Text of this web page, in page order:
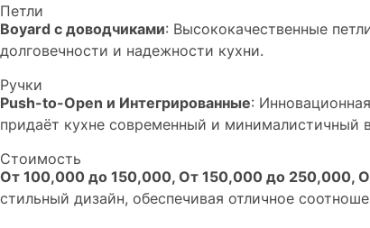
Петли
Boyard с доводчиками: Высококачественные
долговечности и надежности кухни.
Ручки
Push-to-Open и Интегрированные:
придаёт кухне современный и минималистичный
Стоимость
От 100,000 до 150,000, От 150,000 до 250,000,
стильный дизайн, обеспечивая отличное